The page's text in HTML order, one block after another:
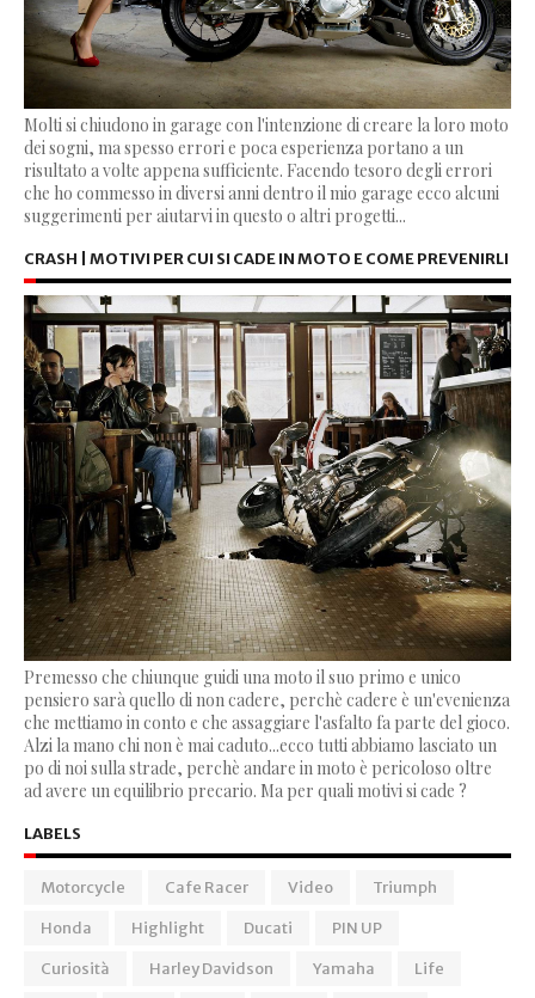
Molti si chiudono in garage con l'intenzione di creare la loro moto
dei sogni, ma spesso errori e poca esperienza portano a un
risultato a volte appena sufficiente. Facendo tesoro degli errori
che ho commesso in diversi anni dentro il mio garage ecco alcuni
suggerimenti per aiutarvi in questo o altri progetti...
CRASH | MOTIVI PER CUI SI CADE IN MOTO E COME PREVENIRLI
Premesso che chiunque guidi una moto il suo primo e unico
pensiero sarà quello di non cadere, perchè cadere è un'evenienza
che mettiamo in conto e che assaggiare l'asfalto fa parte del gioco.
Alzi la mano chi non è mai caduto...ecco tutti abbiamo lasciato un
po di noi sulla strade, perchè andare in moto è pericoloso oltre
ad avere un equilibrio precario. Ma per quali motivi si cade ?
LABELS
Motorcycle Cafe Racer Video
Triumph
Honda
Highlight Ducati
PIN UP
Curiosità
Harley Davidson Yamaha
Life